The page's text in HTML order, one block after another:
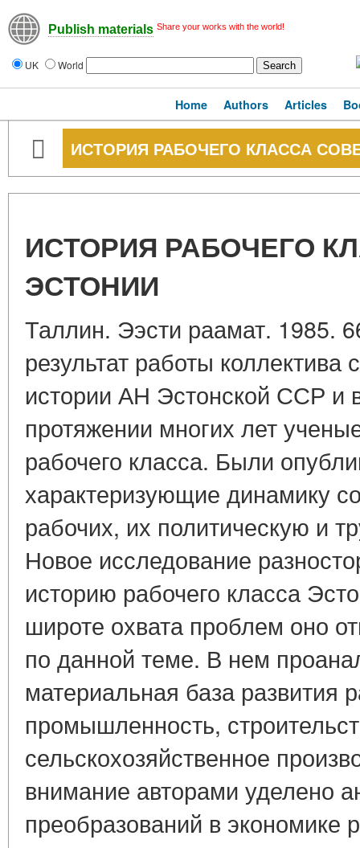
Publish materials Share your works with the world!
UK World
Home Authors Articles
ИСТОРИЯ РАБОЧЕГО КЛАССА
ИСТОРИЯ РАБОЧЕГО
ЭСТОНИИ
Таллин. Ээсти раамат. 1985.
результат работы коллектива
истории АН Эстонской ССР и
протяжении многих лет
рабочего класса. Были
характеризующие динамику
рабочих, их политическую и
Новое исследование
историю рабочего класса
широте охвата проблем оно
по данной теме. В нем
материальная база развития
промышленность,
сельскохозяйственное
внимание авторами уделено
преобразований в экономике